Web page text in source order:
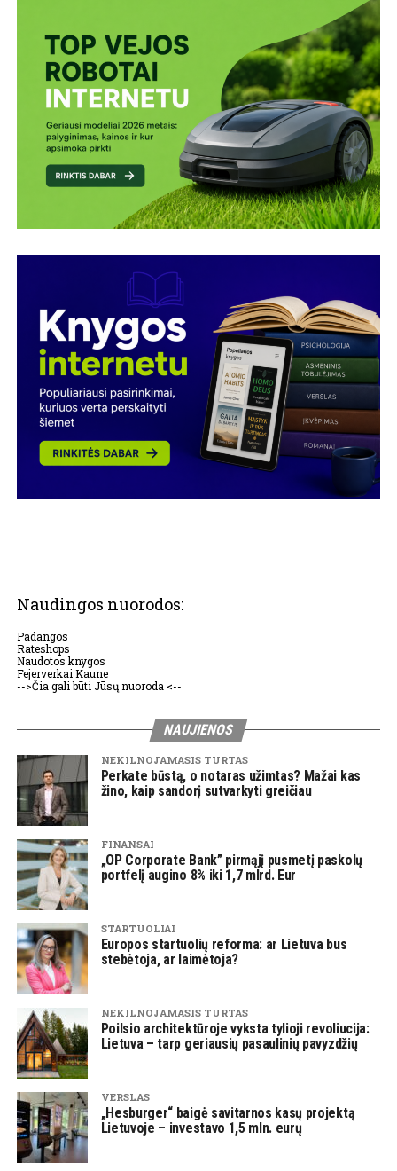
Naudingos nuorodos:
Padangos
Rateshops
Naudotos knygos
Fejerverkai Kaune
-->Čia gali būti Jūsų nuoroda <--
NAUJIENOS
NEKILNOJAMASIS TURTAS
Perkate būstą, o notaras užimtas? Mažai kas
žino, kaip sandorį sutvarkyti greičiau
FINANSAI
„OP Corporate Bank” pirmąjį pusmetį paskolų
portfelį augino 8% iki 1,7 mlrd. Eur
STARTUOLIAI
Europos startuolių reforma: ar Lietuva bus
stebėtoja, ar laimėtoja?
NEKILNOJAMASIS TURTAS
Poilsio architektūroje vyksta tylioji revoliucija:
Lietuva – tarp geriausių pasaulinių pavyzdžių
VERSLAS
„Hesburger“ baigė savitarnos kasų projektą
Lietuvoje – investavo 1,5 mln. eurų